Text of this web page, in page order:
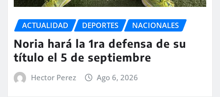
ACTUALIDAD DEPORTES NACIONALES
Noria hará la 1ra defensa de su
título el 5 de septiembre
Hector Perez Ago 6, 2026